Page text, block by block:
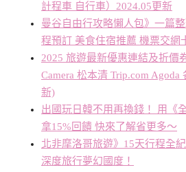
計程車 自行車）2024.05更新
曼谷自由行攻略懶人包》一篇
程預訂 美食住宿推薦 機票交網
2025 旅遊最新優惠連結及折價
Camera 松本清 Trip.com
新)
出國玩日韓不用再換錢！ 用《
拿15%回饋 快來了解省更多～
北非摩洛哥旅遊》15天行程全
深度旅行夢幻國度！